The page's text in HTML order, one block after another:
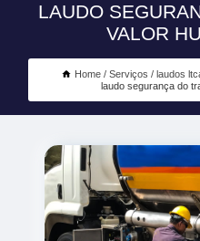
LAUDO
VALOR
Home Serviços laudos
laudo segurança do